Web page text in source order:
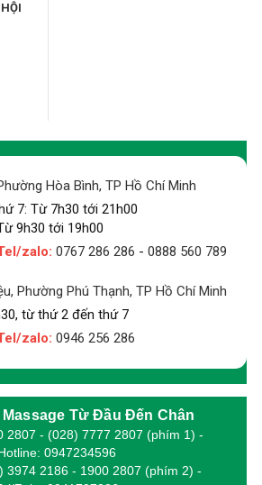
Hòa Bình, TP Hồ Chí Minh
7: Từ 7h30 tới 21h00
9h30 tới 19h00
zalo:0767 286 286 -0888 560 789
Phường Phú Thạnh, TP Hồ Chí Minh
từ thứ 2 đến thứ 7
zalo:0946 256 286
Massage Từ Đầu Đến Chân
2807 - (028) 7777 2807 (phím 1) -
0947234596
3974 2186 - 1900 2807 (phím 2) -